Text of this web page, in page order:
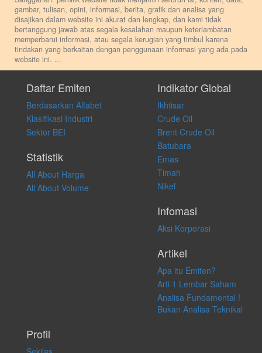
gambar, tulisan, opini, informasi, berita, grafik dan analisa yang
disajikan dalam website ini akurat dan lengkap, dan kami tidak
bertanggung jawab atas segala kesalahan maupun keterlambatan
memperbarui informasi, atau segala kerugian yang timbul karena
tindakan yang berkaitan dengan penggunaan informasi yang ada pada
website ini. ...
pribadi. Kami tidak memberi anjuran, saran, rekomendasi untuk
membeli, menjual atau melakukan aktivitas lain yang terkait dengan
transaksi perdagangan apapun, dan kami tidak bertanggung jawab
atas keputusan investasi yang dilakukan dalam kondisi dan situasi
apapun juga, yang diakibatkan secara langsung maupun tidak
langsung atas konten pada website ini.
Daftar Emiten
Berdasarkan Alfabet
Klasifikasi Industri
Sektor BEI
Statistik
All About Harga
All About Volume
Indikator Global
Ikhtisar
Crude Oil
Brent Crude Oil
Batubara
Emas
Timah
Nikel
Infomasi
Aksi Korporasi
Artikel
Apa itu Emiten?
Arti 1 Lembar Saham
Analisa Fundamental !
Bukan Analisa Teknikal
Profil